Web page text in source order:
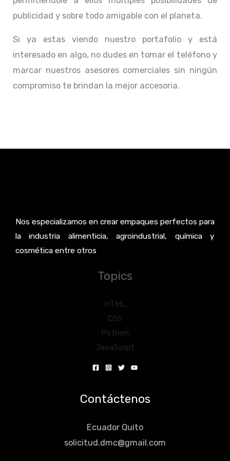
publicidad y sobre todo amigable con el planeta.
Si ya estas viendo nuestro portafolio y está
interesado en algo, no dudes en tomar el teléfono y
marcar nuestros asesores comerciales sin ningún
compromiso te brindan la mejor accesoria.
Nos especializamos en crear empaques perfectos para
la industria alimenticia, agroindustrial, química y
cosmética entre otros
Topics
HTML
CSS
Python
JavaScript
Contáctenos
Ecuador Quito
solicitud.dmc@gmail.com